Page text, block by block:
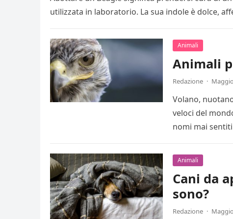
utilizzata in laboratorio. La sua indole è dolce,
Animali
Animali
Redazione ·
Volano,
veloci del
nomi mai
Animali
Cani da
sono?
Redazione ·